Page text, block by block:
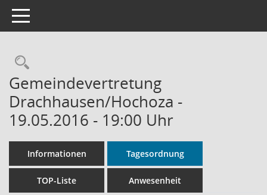
Toggle navigation
Rechercheauswahl
Gemeindevertretung
Drachhausen/Hochoza -
19.05.2016 - 19:00 Uhr
Informationen Tagesordnung
TOP-Liste Anwesenheit